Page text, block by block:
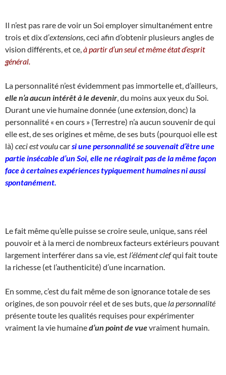
Il n’est pas rare de voir un Soi employer simultanément entre
trois et dix d’extensions , ceci afin d’obtenir plusieurs angles de
vision différents, et ce, à partir d’un seul et même état d’esprit
général.
La personnalité n’est évidemment pas immortelle et, d’ailleurs,
elle n’a aucun intérêt à le devenir , du moins aux yeux du Soi.
Durant une vie humaine donnée (uneextension , donc) la
personnalité « en cours » (Terrestre) n’a aucun souvenir de qui
elle est, de ses origines et même, de ses buts (pourquoi elle est
là) ceci est voulucarsi une personnalité se souvenait d’être une
partie insécable d’un Soi, elle ne réagirait pas de la même façon
face à certaines expériences typiquement humaines ni aussi
spontanément.
Le fait même qu’elle puisse se croire seule, unique, sans réel
pouvoir et à la merci de nombreux facteurs extérieurs pouvant
largement interférer dans sa vie, est l’élément clefqui fait toute
la richesse (et l’authenticité) d’une incarnation.
En somme, c’est du fait même de son ignorance totale de ses
origines, de son pouvoir réel et de ses buts, que la personnalité
présente toute les qualités requises pour expérimenter
vraiment la vie humained’un point de vuevraiment humain.